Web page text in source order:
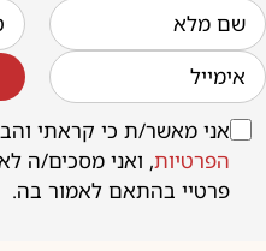
אני מאשר/ת כי קראתי
הפרטיות, ואני מסכים/ה
פרטיי בהתאם לאמור בה.